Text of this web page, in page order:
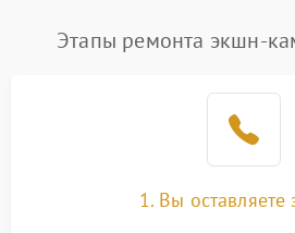
Этапы ремонта экшн-
1. Вы оставляете